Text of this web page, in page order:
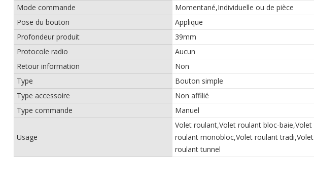
Mode commande
Momentané,Individuelle ou de pièce
Pose du bouton
Applique
Profondeur produit
39mm
Protocole radio
Aucun
Retour information
Non
Type
Bouton simple
Type accessoire
Non affilié
Type commande
Manuel
Usage
Volet roulant,Volet roulant bloc-baie,Volet
roulant monobloc,Volet roulant tradi,Volet
roulant tunnel